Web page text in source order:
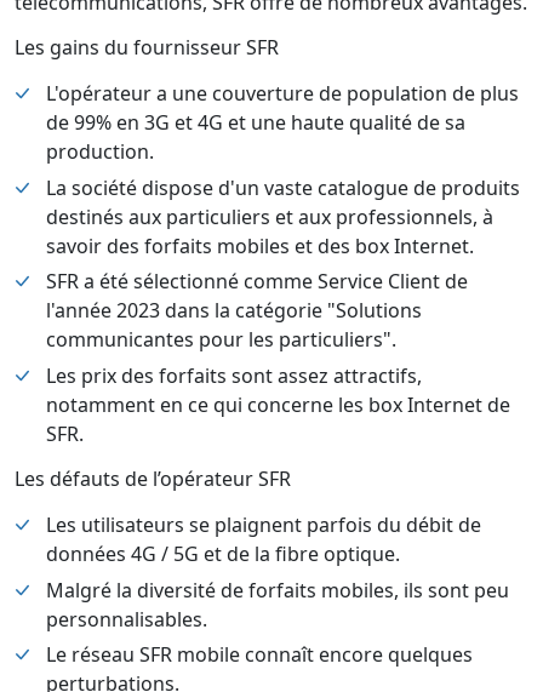
Les gains du fournisseur SFR
L'opérateur a une couverture de population de plus
de 99% en 3G et 4G et une haute qualité de sa
production.
La société dispose d'un vaste catalogue de produits
destinés aux particuliers et aux professionnels, à
savoir des forfaits mobiles et des box Internet.
SFR a été sélectionné comme Service Client de
l'année 2023 dans la catégorie "Solutions
communicantes pour les particuliers".
Les prix des forfaits sont assez attractifs,
notamment en ce qui concerne les box Internet de
SFR.
Les défauts de l’opérateur SFR
Les utilisateurs se plaignent parfois du débit de
données 4G / 5G et de la fibre optique.
Malgré la diversité de forfaits mobiles, ils sont peu
personnalisables.
Le réseau SFR mobile connaît encore quelques
perturbations.